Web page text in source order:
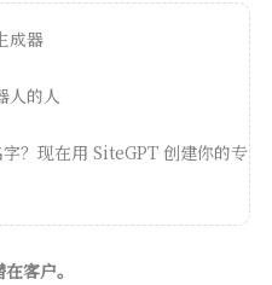
成器
人的人
？现在用 SiteGPT 创建你的专
客户。